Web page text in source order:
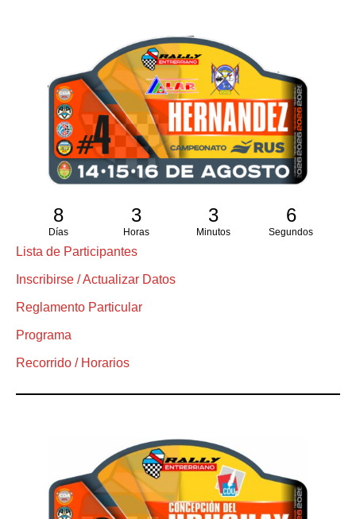
8
Días
3
Horas
3
Minutos
6
Segundos
Lista de Participantes
Inscribirse / Actualizar Datos
Reglamento Particular
Programa
Recorrido / Horarios